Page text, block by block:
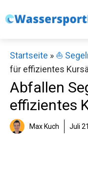
Inhalt
Startseite » ⛵️
für effizientes
Abfallen
effizientes
Max Kuch Juli